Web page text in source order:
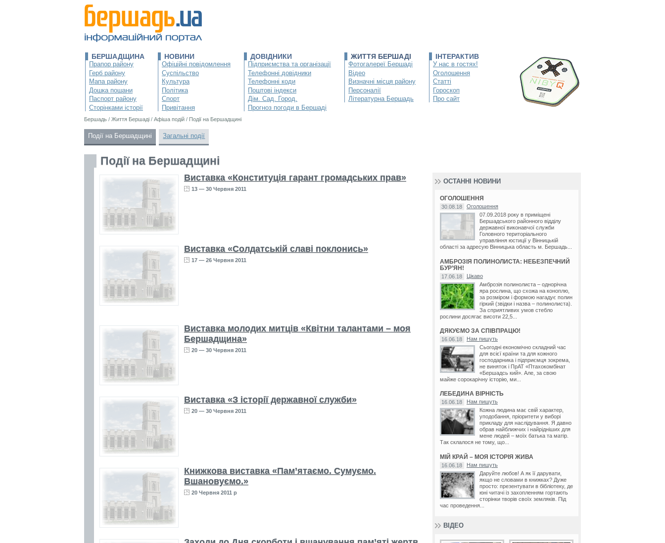
БЕРШАДЩИНА
Прапор району
Герб району
Мапа району
Дошка пошани
Паспорт району
Сторінками історії
НОВИНИ
Офіційні повідомлення
Суспільство
Культура
Політика
Спорт
Привітання
ДОВІДНИКИ
Підприємства та організації
Телефонні довідники
Телефонні коди
Поштові індекси
Дім. Сад. Город.
Прогноз погоди в Бершаді
ЖИТТЯ БЕРШАДІ
Фотогалереї Бершаді
Відео
Визначні місця району
Персоналії
Літературна Бершадь
ІНТЕРАКТИВ
У нас в гостях!
Оголошення
Статті
Гороскоп
Про сайт
Бершадь / Життя Бершаді / Афіша подій / Події на Бершадщині
Події на Бершадщині Загальні події
Події на Бершадщині
Виставка «Конституція гарант громадських прав»
13 — 30 Червня 2011
Виставка «Солдатській славі поклонись»
17 — 26 Червня 2011
Виставка молодих митців «Квітни талантами – моя
Бершадщина»
20 — 30 Червня 2011
Виставка «З історії державної служби»
20 — 30 Червня 2011
Книжкова виставка «Пам’ятаємо. Сумуємо.
Вшановуємо.»
20 Червня 2011 р
ОСТАННІ НОВИНИ
ОГОЛОШЕННЯ
30.08.18
Оголошення
07.09.2018 року в приміщені
Бершадського районного відділу
державної виконавчої служби
Головного територіального
управління юстиції у Вінницькій
області за адресую Вінницька область м. Бершадь...
АМБРОЗІЯ ПОЛИНОЛИСТА: НЕБЕЗПЕЧНИЙ
БУР’ЯН!
17.06.18
Цікаво
Амброзія полинолиста – однорічна
яра рослина, що схожа на коноплю,
за розміром і формою нагадує полин
гіркий (звідки і назва – полинолиста).
За сприятливих умов стебло
рослини досягає висоти 22,5...
ДЯКУЄМО ЗА СПІВПРАЦЮ!
16.06.18
Нам пишуть
Сьогодні економічно складний час
для всієї країни та для кожного
господарника і підприємця зокрема,
не виняток і ПрАТ «Птахокомбінат
«Бершадсь кий». Але, за свою
майже сорокарічну історію, ми...
ЛЕБЕДИНА ВІРНІСТЬ
16.06.18
Нам пишуть
Кожна людина має свій характер,
уподобання, пріоритети у виборі
прикладу для наслідування. Я давно
обрав найближчих і найрідніших для
мене людей – моїх батька та матір.
Так склалося не тому, що...
МІЙ КРАЙ – МОЯ ІСТОРІЯ ЖИВА
16.06.18
Нам пишуть
Даруйте любов! А як її дарувати,
якщо не словами в книжках? Дуже
просто: презентувати в бібліотеку, де
юні читачі із захопленням гортають
сторінки творів своїх земляків. Під
час проведення...
ВІДЕО